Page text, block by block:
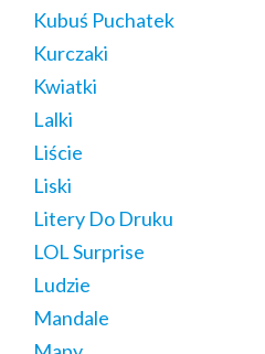
Kubuś Puchatek
Kurczaki
Kwiatki
Lalki
Liście
Liski
Litery Do Druku
LOL Surprise
Ludzie
Mandale